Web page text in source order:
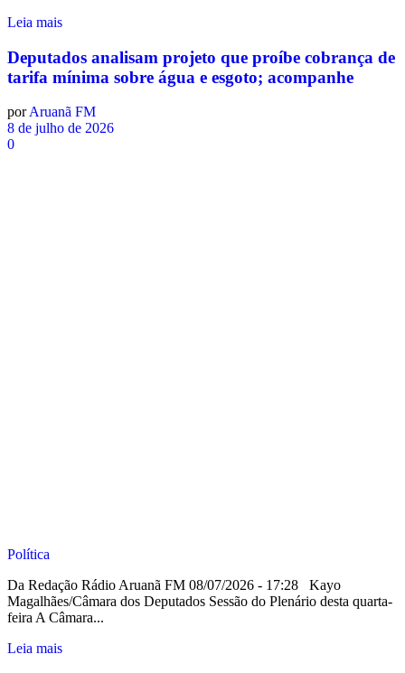
Leia mais
Deputados analisam projeto que proíbe cobrança de
tarifa mínima sobre água e esgoto; acompanhe
por Aruanã FM
8 de julho de 2026
0
Política
Da Redação Rádio Aruanã FM 08/07/2026 - 17:28 Kayo
Magalhães/Câmara dos Deputados Sessão do Plenário desta quarta-
feira A Câmara...
Leia mais